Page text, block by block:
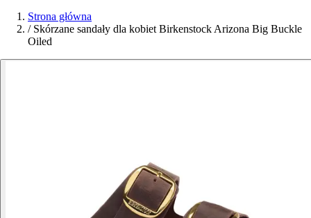
Strona główna
/ Skórzane sandały dla kobiet Birkenstock Arizona Big Buckle
Oiled